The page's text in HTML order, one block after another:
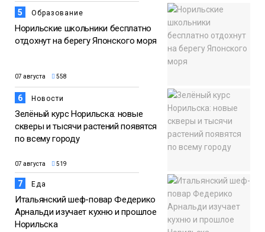
5 Образование
Норильские школьники бесплатно
отдохнут на берегу Японского моря
07 августа 558
6 Новости
Зелёный курс Норильска: новые
скверы и тысячи растений появятся
по всему городу
07 августа 519
7 Еда
Итальянский шеф-повар Федерико
Арнальди изучает кухню и прошлое
Норильска